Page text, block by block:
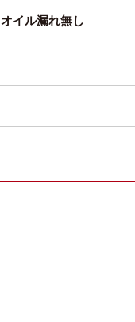
オイル漏れ無し